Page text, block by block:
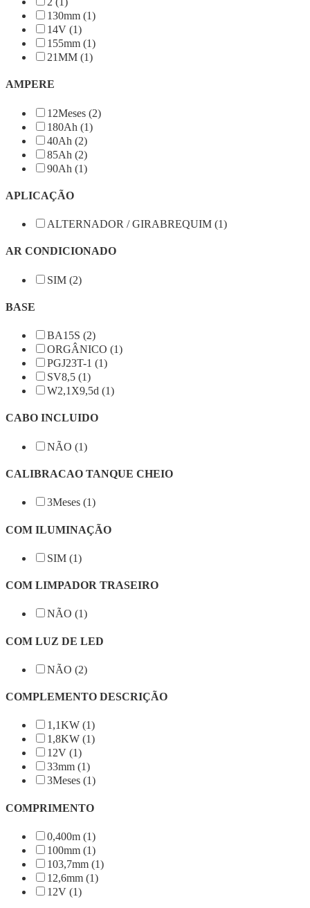
130mm (1)
14V (1)
155mm (1)
21MM (1)
AMPERE
12Meses (2)
180Ah (1)
40Ah (2)
85Ah (2)
90Ah (1)
APLICAÇÃO
ALTERNADOR / GIRABREQUIM (1)
AR CONDICIONADO
SIM (2)
BASE
BA15S (2)
ORGÂNICO (1)
PGJ23T-1 (1)
SV8,5 (1)
W2,1X9,5d (1)
CABO INCLUIDO
NÃO (1)
CALIBRACAO TANQUE CHEIO
3Meses (1)
COM ILUMINAÇÃO
SIM (1)
COM LIMPADOR TRASEIRO
NÃO (1)
COM LUZ DE LED
NÃO (2)
COMPLEMENTO DESCRIÇÃO
1,1KW (1)
1,8KW (1)
12V (1)
33mm (1)
3Meses (1)
COMPRIMENTO
0,400m (1)
100mm (1)
103,7mm (1)
12,6mm (1)
12V (1)